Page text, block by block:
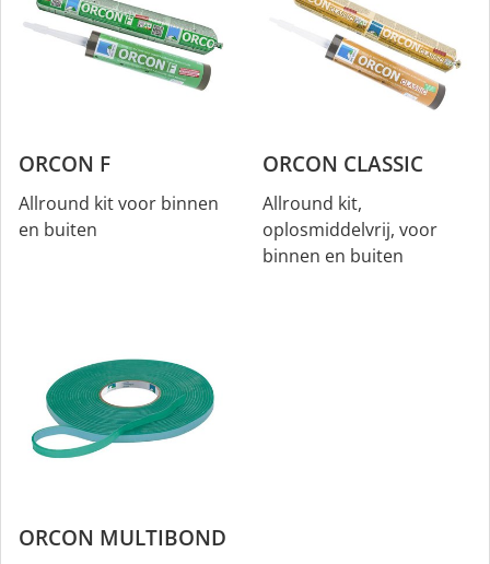
ORCON F
Allround kit voor binnen
en buiten
ORCON CLASSIC
Allround kit,
oplosmiddelvrij, voor
binnen en buiten
ORCON MULTIBOND